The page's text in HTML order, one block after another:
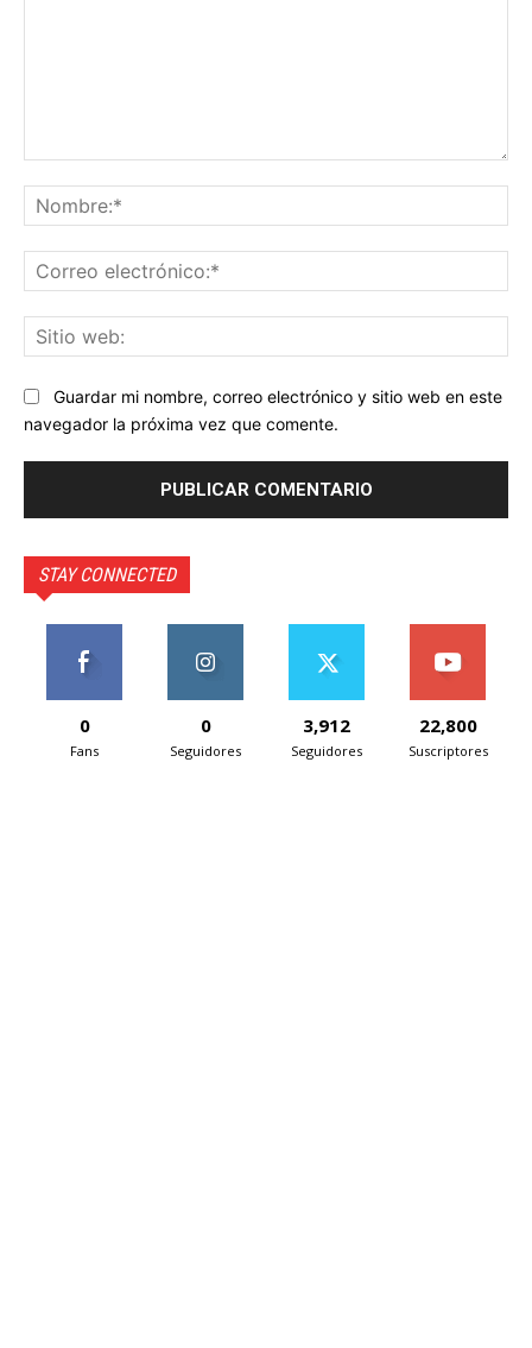
Guardar mi nombre, correo electrónico y sitio web en este
navegador la próxima vez que comente.
STAY CONNECTED
0
Fans
0
Seguidores
3,912
Seguidores
22,800
Suscriptores